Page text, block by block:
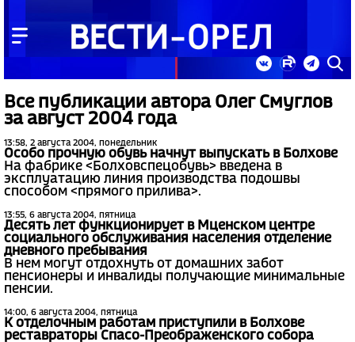
Все публикации автора Олег Смуглов
за август 2004 года
13:58, 2 августа 2004, понедельник
Особо прочную обувь начнут выпускать в Болхове
На фабрике <Болховспецобувь> введена в
эксплуатацию линия производства подошвы
способом <прямого прилива>.
13:55, 6 августа 2004, пятница
Десять лет функционирует в Мценском центре
социального обслуживания населения отделение
дневного пребывания
В нем могут отдохнуть от домашних забот
пенсионеры и инвалиды получающие минимальные
пенсии.
14:00, 6 августа 2004, пятница
К отделочным работам приступили в Болхове
реставраторы Спасо-Преображенского собора